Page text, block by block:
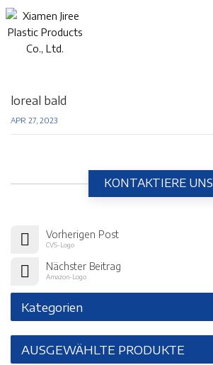
Sie Befinden Sich In :
loreal bald
APR 27, 2023
KONTAKTIERE UNS
Vorherigen Post
CVS-Logo
Nächster Beitrag
Amazon-Logo
Kategorien
AUSGEWÄHLTE PRODUKTE